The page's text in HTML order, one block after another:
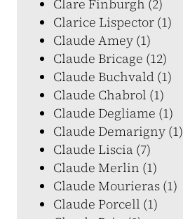
Clare Finburgh (2)
Clarice Lispector (1)
Claude Amey (1)
Claude Bricage (12)
Claude Buchvald (1)
Claude Chabrol (1)
Claude Degliame (1)
Claude Demarigny (1)
Claude Liscia (7)
Claude Merlin (1)
Claude Mourieras (1)
Claude Porcell (1)